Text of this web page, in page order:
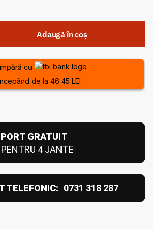
Adaugă în coș
cu
de la 46.45 LEI
GRATUIT
PENTRU 4 JANTE
TELEFONIC: 0731 318 287